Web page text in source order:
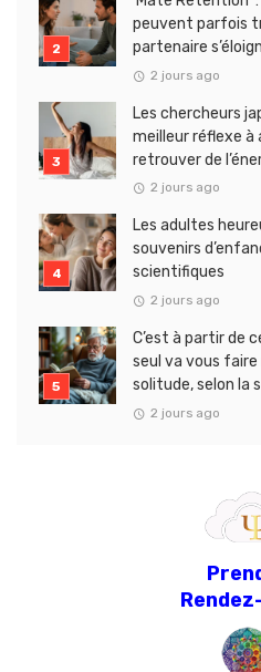
peuvent parfois
partenaire
2 jours ago
Les chercheurs
meilleur réflexe à
retrouver de
2 jours ago
Les adultes
souvenirs
scientifiques
2 jours ago
C’est à partir de
seul va vous
solitude, selon la
2 jours ago